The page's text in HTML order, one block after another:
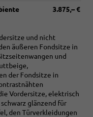
3.875,– €
und nicht
äußeren Fondsitze in
und
der Fondsitze in
Vordersitze, elektrisch
glänzend für
den Türverkleidungen